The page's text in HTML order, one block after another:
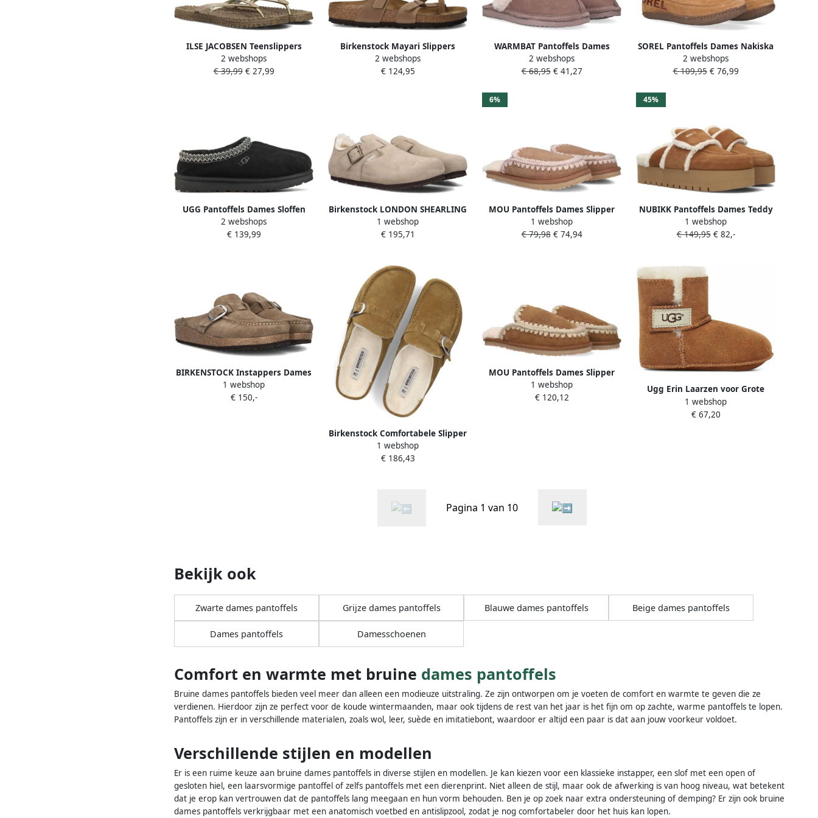
ILSE JACOBSEN Teenslippers
Dames Cheerful01 Maat: 40
Materiaal: Rubber Kleur: Bruin
2 webshops
€ 39,99€ 27,99
Birkenstock Mayari Slippers
Tobacco Brown Regular fit |
Bruin | Nubuck
2 webshops
€ 124,95
WARMBAT Pantoffels Dames
Lismore Maat: 38 Materiaal:
Suède Kleur: Taupe
2 webshops
€ 68,95€ 41,27
SOREL Pantoffels Dames Nakiska
Bootie Maat: 36 Materiaal: Textiel
Kleur: Cognac
2 webshops
€ 109,95€ 76,99
UGG Pantoffels Dames Sloffen
Instappers Suède Harde zool
Dichte hiel 5955 Zwart
2 webshops
€ 139,99
Birkenstock LONDON SHEARLING
SUEDE LEATHER Dames
pantoffelsHeren pantoffels Taupe
1 webshop
€ 195,71
6%
MOU Pantoffels Dames Slipper
Full Eskimo Stitch Maat: 38
Materiaal: Suède Kleur: Bruin
1 webshop
€ 79,98€ 74,94
45%
NUBIKK Pantoffels Dames Teddy
Chunky Fur Maat: 39 Materiaal:
Suède Kleur: Cognac
1 webshop
€ 149,95€ 82,-
BIRKENSTOCK Instappers Dames
Buckley Dames Maat: 35
Materiaal: Suède Kleur: Taupe
1 webshop
€ 150,-
Birkenstock Comfortabele Slipper
voor Dagelijks Gebruik Brown
Dames
1 webshop
€ 186,43
MOU Pantoffels Dames Slipper
Full Eskimo Stitch Maat: 37
Materiaal: Suède Kleur: Cognac
1 webshop
€ 120,12
Ugg Erin Laarzen voor Grote
Kinderen in Brown
1 webshop
€ 67,20
Pagina 1 van 10
Bekijk ook
Zwarte dames pantoffels Grijze dames pantoffels Blauwe dames pantoffels Beige dames pantoffels
Dames pantoffels Damesschoenen
Comfort en warmte met bruine dames pantoffels
Bruine dames pantoffels bieden veel meer dan alleen een modieuze uitstraling. Ze zijn ontworpen om je voeten de comfort en warmte te geven die ze
verdienen. Hierdoor zijn ze perfect voor de koude wintermaanden, maar ook tijdens de rest van het jaar is het fijn om op zachte, warme pantoffels te lopen.
Pantoffels zijn er in verschillende materialen, zoals wol, leer, suède en imitatiebont, waardoor er altijd een paar is dat aan jouw voorkeur voldoet.
Verschillende stijlen en modellen
Er is een ruime keuze aan bruine dames pantoffels in diverse stijlen en modellen. Je kan kiezen voor een klassieke instapper, een slof met een open of
gesloten hiel, een laarsvormige pantoffel of zelfs pantoffels met een dierenprint. Niet alleen de stijl, maar ook de afwerking is van hoog niveau, wat betekent
dat je erop kan vertrouwen dat de pantoffels lang meegaan en hun vorm behouden. Ben je op zoek naar extra ondersteuning of demping? Er zijn ook bruine
dames pantoffels verkrijgbaar met een anatomisch voetbed en antislipzool, zodat je nog comfortabeler door het huis kan lopen.